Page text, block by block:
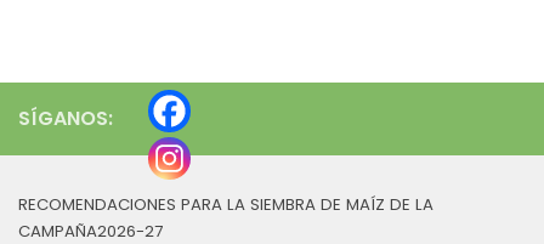
SÍGANOS:
RECOMENDACIONES PARA LA SIEMBRA DE MAÍZ DE LA
CAMPAÑA2026-27